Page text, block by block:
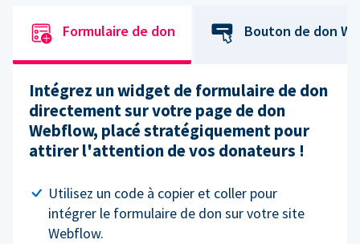
Formulaire de don Bouton de don
Intégrez un widget de formulaire de don
directement sur votre page de don
Webflow, placé stratégiquement pour
attirer l'attention de vos donateurs !
Utilisez un code à copier et coller pour
intégrer le formulaire de don sur votre site
Webflow.